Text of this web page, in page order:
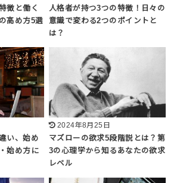
徴と働く
高め方5選
人格者が持つ3つの特徴！日々の
意識で変わる2つのポイントと
は？
い、始め
始め方に
2024年8月25日
マズローの欲求5段階説とは？第
3の心理学から知るあなたの欲求
レベル